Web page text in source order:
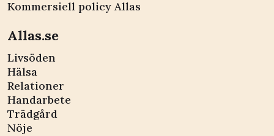
Kommersiell policy Allas
Allas.se
Livsöden
Hälsa
Relationer
Handarbete
Trädgård
Nöje